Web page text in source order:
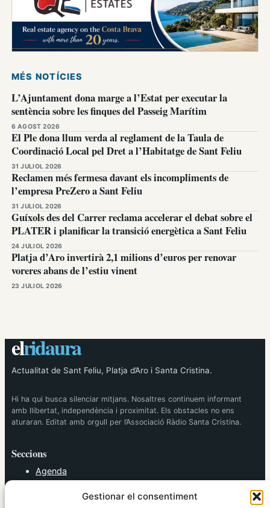
Gestionar el consentiment
MÉS NOTÍCIES
L’Ajuntament dona marge a l’Estat per executar la
sentència sobre les finques del Passeig Marítim
6 AGOST 2026
El Ple dona llum verda al reglament de la Taula de
Coordinació Local pel Dret a l’Habitatge de Sant Feliu
31 JULIOL 2026
Reclamen més fermesa davant els incompliments de
l’empresa PreZero a Sant Feliu
31 JULIOL 2026
Guíxols des del Carrer reclama accelerar el debat sobre el
PLATER i planificar la transició energètica a Sant Feliu
24 JULIOL 2026
Platja d’Aro invertirà 2,1 milions d’euros per renovar
voreres abans de l’estiu vinent
23 JULIOL 2026
elridaura
Actualitat de Sant Feliu, Platja d’Aro i Santa Cristina.
Hi ha qui busca silenciar mitjans. Nosaltres continuem informant
amb llibertat, independència i proximitat. Els obstacles no ens
aturaran. Editat amb orgull per l’Associació Ràdio Santa Cristina.
Seccions
Agenda